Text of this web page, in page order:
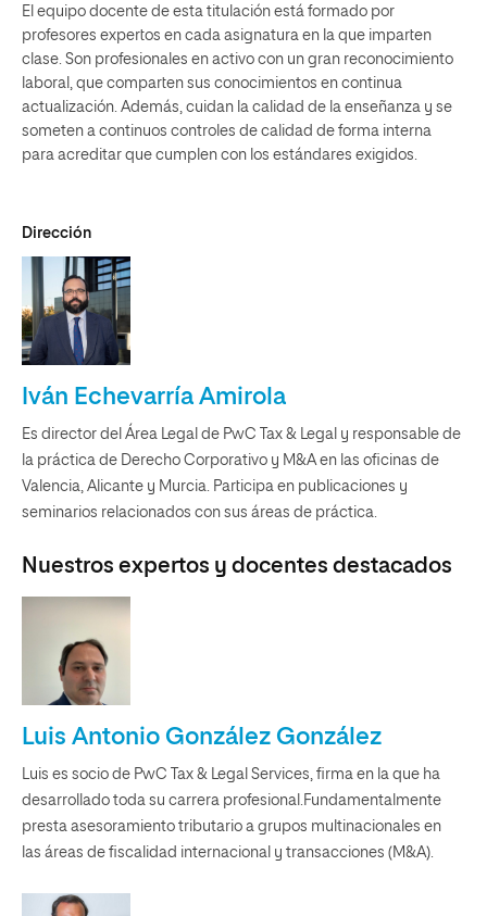
El equipo docente de esta titulación está formado por
profesores expertos en cada asignatura en la que imparten
clase. Son profesionales en activo con un gran reconocimiento
laboral, que comparten sus conocimientos en continua
actualización. Además, cuidan la calidad de la enseñanza y se
someten a continuos controles de calidad de forma interna
para acreditar que cumplen con los estándares exigidos.
Dirección
Iván Echevarría Amirola
Es director del Área Legal de PwC Tax & Legal y responsable de
la práctica de Derecho Corporativo y M&A en las oficinas de
Valencia, Alicante y Murcia. Participa en publicaciones y
seminarios relacionados con sus áreas de práctica.
Nuestros expertos y docentes destacados
Luis Antonio González González
Luis es socio de PwC Tax & Legal Services, firma en la que ha
desarrollado toda su carrera profesional.Fundamentalmente
presta asesoramiento tributario a grupos multinacionales en
las áreas de fiscalidad internacional y transacciones (M&A).